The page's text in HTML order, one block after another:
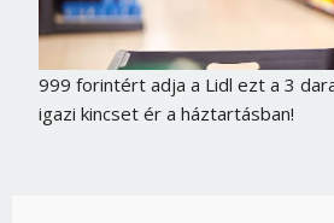
999 forintért adja a Lidl ezt a 3
igazi kincset ér a háztartásban!